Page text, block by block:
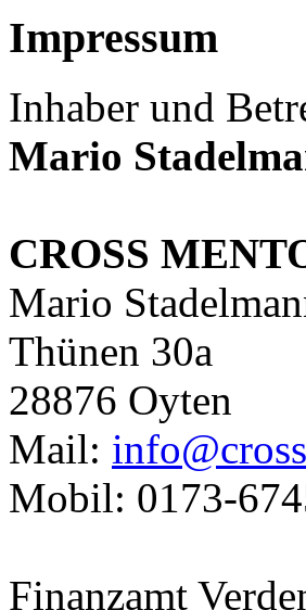
Impressum
Inhaber und
Mario
CROSS
Mario
Thünen 30a
28876 Oyten
Mail:
Mobil: 0173-
Finanzamt